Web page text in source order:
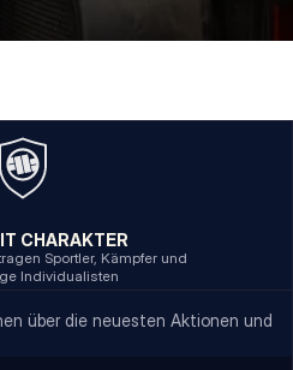
CHARAKTER
Sportler, Kämpfer und
Individualisten
über die neuesten Aktionen und